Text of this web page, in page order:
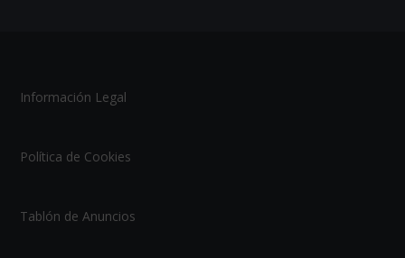
Información Legal
Política de Cookies
Tablón de Anuncios